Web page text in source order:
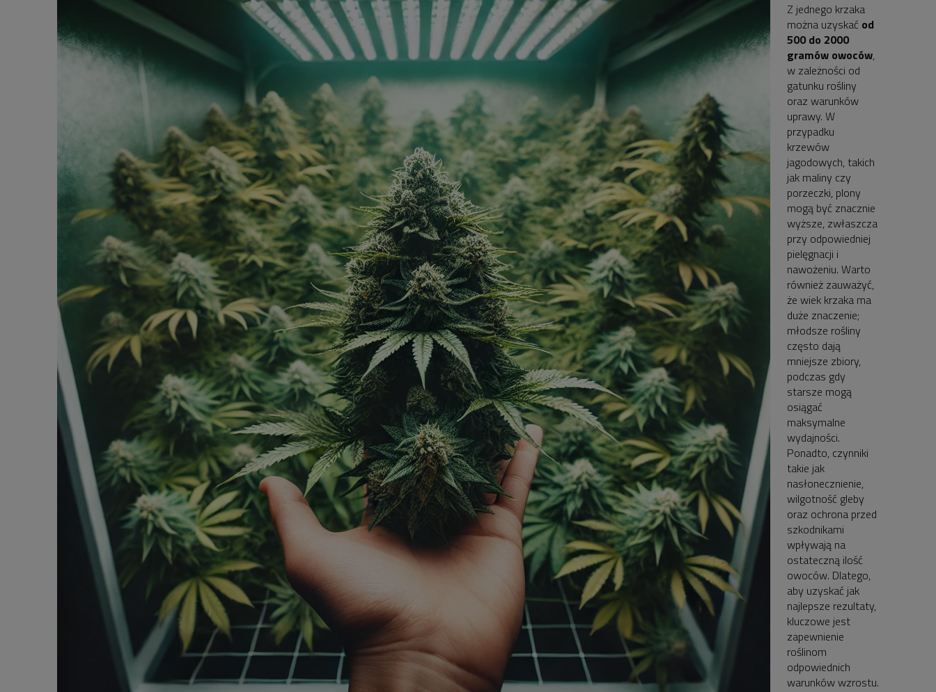
Z jednego krzaka
można uzyskać od
500 do 2000
gramów owoców,
w zależności od
gatunku rośliny
oraz warunków
uprawy. W
przypadku
krzewów
jagodowych, takich
jak maliny czy
porzeczki, plony
mogą być znacznie
wyższe, zwłaszcza
przy odpowiedniej
pielęgnacji i
nawożeniu. Warto
również zauważyć,
że wiek krzaka ma
duże znaczenie;
młodsze rośliny
często dają
mniejsze zbiory,
podczas gdy
starsze mogą
osiągać
maksymalne
wydajności.
Ponadto, czynniki
takie jak
nasłonecznienie,
wilgotność gleby
oraz ochrona przed
szkodnikami
wpływają na
ostateczną ilość
owoców. Dlatego,
aby uzyskać jak
najlepsze rezultaty,
kluczowe jest
zapewnienie
roślinom
odpowiednich
warunków wzrostu.